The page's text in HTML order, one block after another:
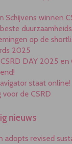
Schijvens winnen
op de
2025
DAY 2025 en
staat
voor de CSRD
nieuws
adopts revised